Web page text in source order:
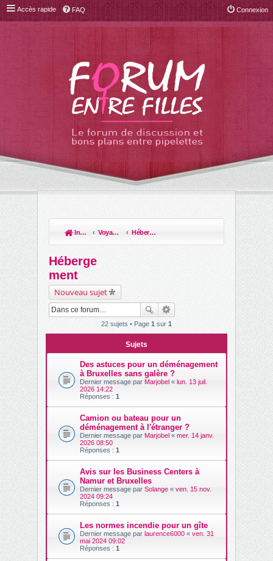
Accès rapide FAQ Connexion
Index du forum Voyages et escapades Hébergement
ec
Héberge
ment
Nouveau sujet
22 sujets • Page 1 sur 1
Sujets
Des astuces pour un déménagement
à Bruxelles sans galère ?
Dernier message par Marjobel « lun. 13 juil.
2026 14:22
Réponses : 1
Camion ou bateau pour un
déménagement à l'étranger ?
Dernier message par Marjobel « mer. 14 janv.
2026 08:50
Réponses : 1
Avis sur les Business Centers à
Namur et Bruxelles
Dernier message par Solange « ven. 15 nov.
2024 09:24
Réponses : 1
Les normes incendie pour un gîte
Dernier message par laurence6000 « ven. 31
mai 2024 09:02
Réponses : 1